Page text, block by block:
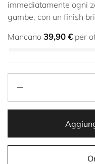
immediatamente ogni
gambe, con un finish
Mancano 39,90 € per